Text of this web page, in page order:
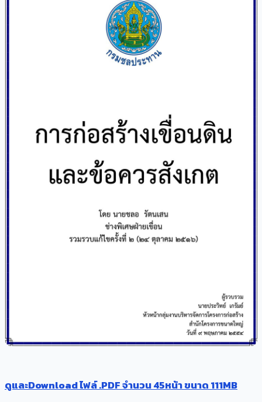
ดูและDownload ไฟล์ .PDF จำนวน 45หน้า ขนาด 111MB